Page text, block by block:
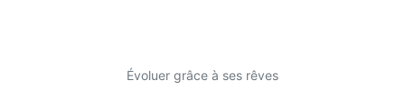
Évoluer grâce à ses rêves